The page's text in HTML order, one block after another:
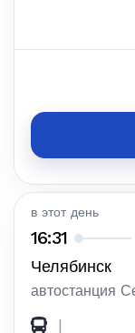
в этот день
16:31
Челябинск
автостанция
|